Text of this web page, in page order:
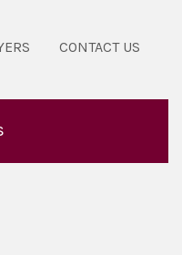
CONTACT US